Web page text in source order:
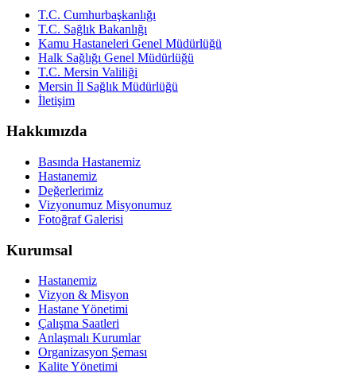
T.C. Cumhurbaşkanlığı
T.C. Sağlık Bakanlığı
Kamu Hastaneleri Genel Müdürlüğü
Halk Sağlığı Genel Müdürlüğü
T.C. Mersin Valiliği
Mersin İl Sağlık Müdürlüğü
İletişim
Hakkımızda
Basında Hastanemiz
Hastanemiz
Değerlerimiz
Vizyonumuz Misyonumuz
Fotoğraf Galerisi
Kurumsal
Hastanemiz
Vizyon & Misyon
Hastane Yönetimi
Çalışma Saatleri
Anlaşmalı Kurumlar
Organizasyon Şeması
Kalite Yönetimi